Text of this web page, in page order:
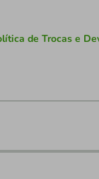
de Trocas e